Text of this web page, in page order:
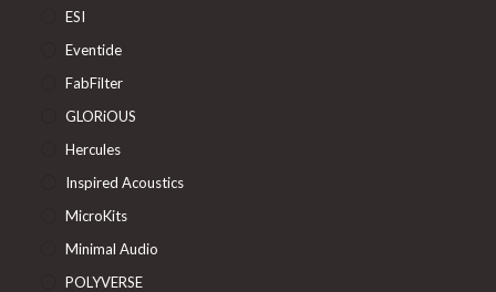
ESI
Eventide
FabFilter
GLORiOUS
Hercules
Inspired Acoustics
MicroKits
Minimal Audio
POLYVERSE